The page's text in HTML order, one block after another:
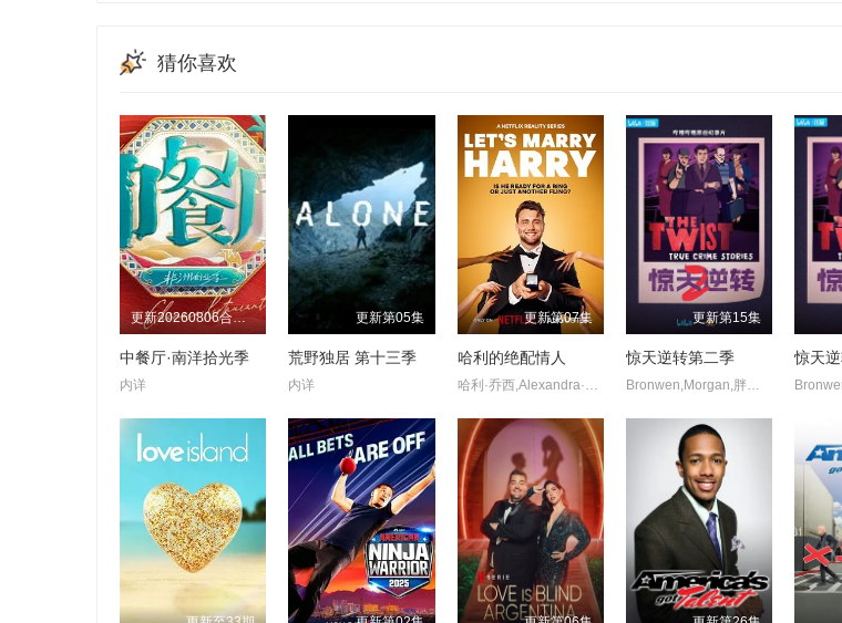
猜你喜欢
更新20260806合伙人手记第8期
中餐厅·南洋拾光季
内详
更新第05集
荒野独居 第十三季
内详
更新第07集
哈利的绝配情人
哈利·乔西,Alexandra·Cooper
更新第15集
惊天逆转第二季
Bronwen,Morgan,胖雪人